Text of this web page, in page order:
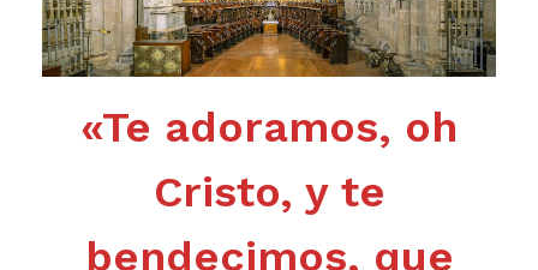
«Te adoramos, oh
Cristo, y te
bendecimos, que